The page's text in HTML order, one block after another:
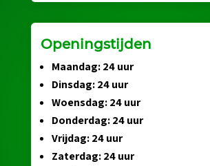
Openingstijden
Maandag: 24 uur
Dinsdag: 24 uur
Woensdag: 24 uur
Donderdag: 24 uur
Vrijdag: 24 uur
Zaterdag: 24 uur